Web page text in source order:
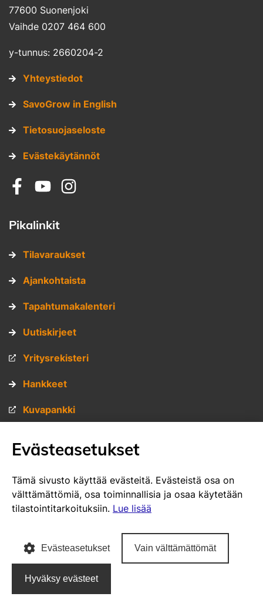
77600 Suonenjoki
Vaihde 0207 464 600
y-tunnus: 2660204-2
Yhteystiedot
SavoGrow in English
Tietosuojaseloste
Evästekäytännöt
Sosiaalinen media: facebook
Sosiaalinen media: youtube
Sosiaalinen media: instagram
Pikalinkit
Tilavaraukset
Ajankohtaista
Tapahtumakalenteri
Uutiskirjeet
Yritysrekisteri
Hankkeet
Kuvapankki
VisitSavo.fi
SavoGrown yritysrekisteri
Poutapilvi web design
Evästeasetukset
Tämä sivusto käyttää evästeitä. Evästeistä osa on
välttämättömiä, osa toiminnallisia ja osaa käytetään
tilastointitarkoituksiin. Lue lisää
Evästeasetukset Vain välttämättömät
Hyväksy evästeet